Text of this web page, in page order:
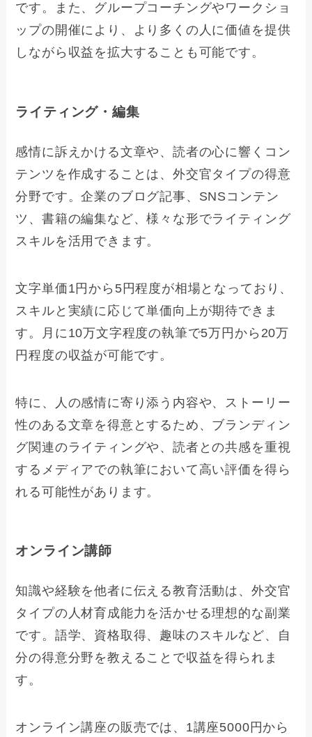
です。また、グループコーチングやワークショ
ップの開催により、より多くの人に価値を提供
しながら収益を拡大することも可能です。
ライティング・編集
感情に訴えかける文章や、読者の心に響くコン
テンツを作成することは、外交官タイプの得意
分野です。企業のブログ記事、SNSコンテン
ツ、書籍の編集など、様々な形でライティング
スキルを活用できます。
文字単価1円から5円程度が相場となっており、
スキルと実績に応じて単価向上が期待できま
す。月に10万文字程度の執筆で5万円から20万
円程度の収益が可能です。
特に、人の感情に寄り添う内容や、ストーリー
性のある文章を得意とするため、ブランディン
グ関連のライティングや、読者との共感を重視
するメディアでの執筆において高い評価を得ら
れる可能性があります。
オンライン講師
知識や経験を他者に伝える教育活動は、外交官
タイプの人材育成能力を活かせる理想的な副業
です。語学、資格取得、趣味のスキルなど、自
分の得意分野を教えることで収益を得られま
す。
オンライン講座の販売では、1講座5000円から